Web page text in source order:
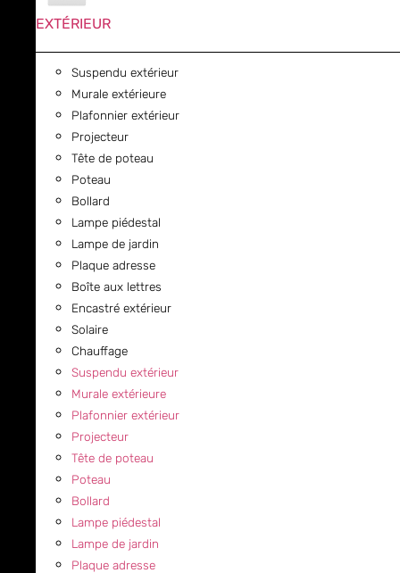
EXTÉRIEUR
Suspendu extérieur
Murale extérieure
Plafonnier extérieur
Projecteur
Tête de poteau
Poteau
Bollard
Lampe piédestal
Lampe de jardin
Plaque adresse
Boîte aux lettres
Encastré extérieur
Solaire
Chauffage
Suspendu extérieur
Murale extérieure
Plafonnier extérieur
Projecteur
Tête de poteau
Poteau
Bollard
Lampe piédestal
Lampe de jardin
Plaque adresse